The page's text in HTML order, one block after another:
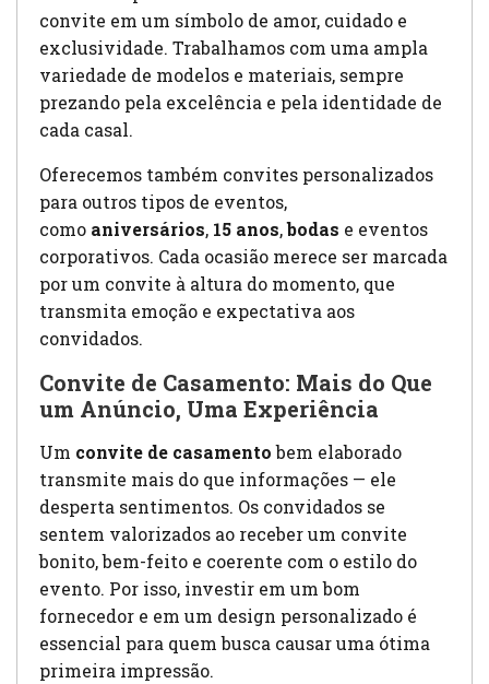
convite em um símbolo de amor, cuidado e
exclusividade. Trabalhamos com uma ampla
variedade de modelos e materiais, sempre
prezando pela excelência e pela identidade de
cada casal.
Oferecemos também convites personalizados
para outros tipos de eventos,
como aniversários, 15 anos,bodas e eventos
corporativos. Cada ocasião merece ser marcada
por um convite à altura do momento, que
transmita emoção e expectativa aos
convidados.
Convite de Casamento: Mais do Que
um Anúncio, Uma Experiência
Um convite de casamentobem elaborado
transmite mais do que informações — ele
desperta sentimentos. Os convidados se
sentem valorizados ao receber um convite
bonito, bem-feito e coerente com o estilo do
evento. Por isso, investir em um bom
fornecedor e em um design personalizado é
essencial para quem busca causar uma ótima
primeira impressão.